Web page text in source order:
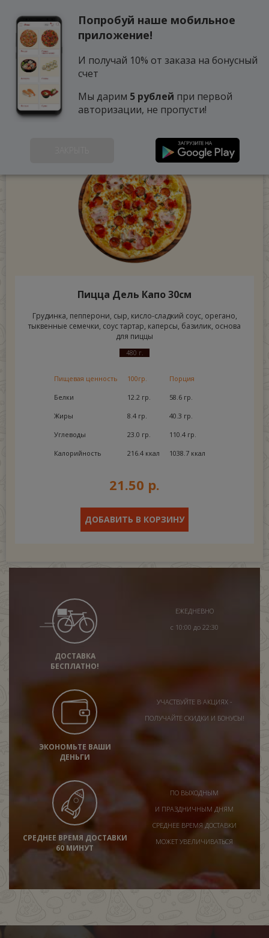
Пицца Дель Капо 30см
Грудинка, пепперони, сыр, кисло-сладкий соус, орегано,
тыквенные семечки, соус тартар, каперсы, базилик, основа
для пиццы
480 г.
Пищевая ценность 100гр. Порция
Белки 12.2 гр. 58.6 гр.
Жиры 8.4 гр. 40.3 гр.
Углеводы 23.0 гр. 110.4 гр.
Калорийность 216.4 ккал 1038.7 ккал
21.50 р.
ДОБАВИТЬ В КОРЗИНУ
ДОСТАВКА
БЕСПЛАТНО!
ЕЖЕДНЕВНО
с 10:00 до 22:30
ЭКОНОМЬТЕ ВАШИ
ДЕНЬГИ
УЧАСТВУЙТЕ В АКЦИЯХ -
ПОЛУЧАЙТЕ СКИДКИ И БОНУСЫ!
СРЕДНЕЕ ВРЕМЯ ДОСТАВКИ
60 МИНУТ
ПО ВЫХОДНЫМ
И ПРАЗДНИЧНЫМ ДНЯМ
СРЕДНЕЕ ВРЕМЯ ДОСТАВКИ
МОЖЕТ УВЕЛИЧИВАТЬСЯ
Попробуй наше мобильное
приложение!
И получай 10% от заказа на бонусный
счет
Мы дарим 5 рублей при первой
авторизации, не пропусти!